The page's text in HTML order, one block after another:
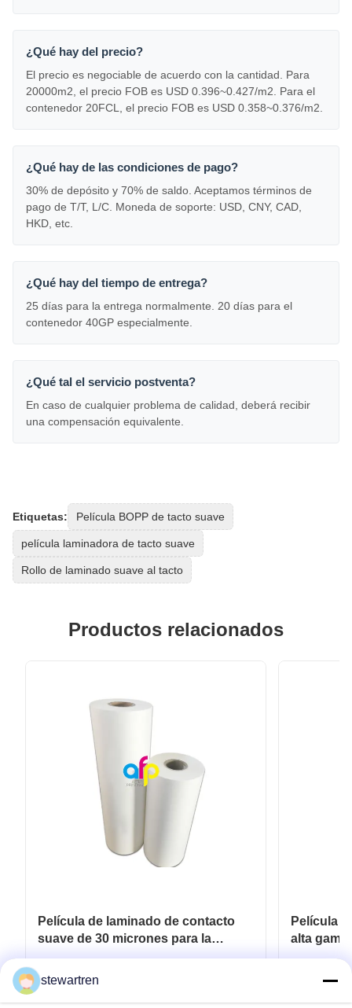
¿Qué hay del precio?
El precio es negociable de acuerdo con la cantidad. Para
20000m2, el precio FOB es USD 0.396~0.427/m2. Para el
contenedor 20FCL, el precio FOB es USD 0.358~0.376/m2.
¿Qué hay de las condiciones de pago?
30% de depósito y 70% de saldo. Aceptamos términos de
pago de T/T, L/C. Moneda de soporte: USD, CNY, CAD,
HKD, etc.
¿Qué hay del tiempo de entrega?
25 días para la entrega normalmente. 20 días para el
contenedor 40GP especialmente.
¿Qué tal el servicio postventa?
En caso de cualquier problema de calidad, deberá recibir
una compensación equivalente.
Etiquetas: Película BOPP de tacto suave
película laminadora de tacto suave
Rollo de laminado suave al tacto
Productos relacionados
Película de laminado de contacto
suave de 30 micrones para la
laminación de envases de lujo
Consiga el mejor precio
Película
alta
tacto
stewartren